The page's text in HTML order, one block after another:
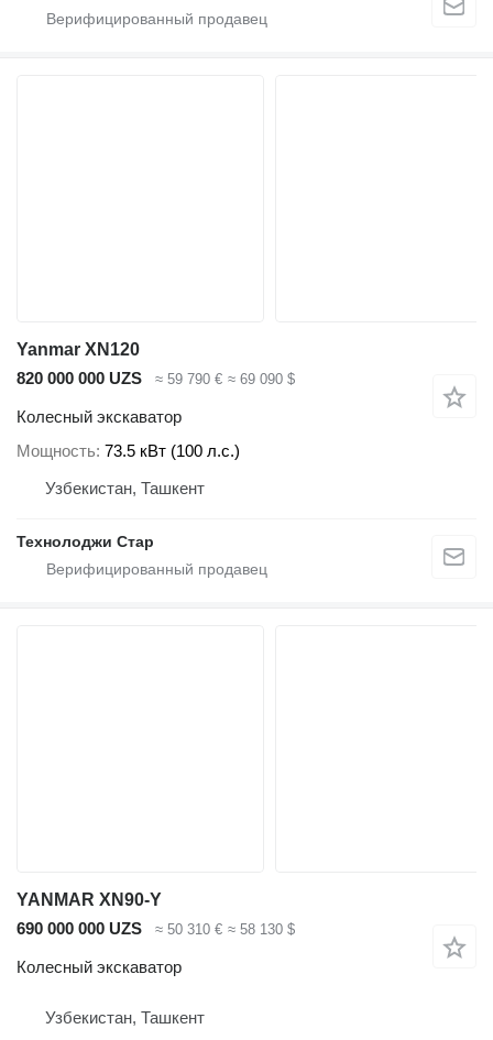
Yanmar XN120
820 000 000 UZS
≈ 59 790 € ≈ 69 090 $
Колесный экскаватор
Мощность 73.5 кВт (100 л.с.)
Узбекистан, Ташкент
Технолоджи Стар
YANMAR XN90-Y
690 000 000 UZS
≈ 50 310 € ≈ 58 130 $
Колесный экскаватор
Узбекистан, Ташкент